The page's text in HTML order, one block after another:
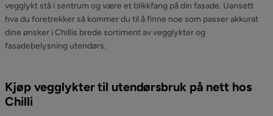
vegglykt stå i sentrum og være et blikkfang på din fasade. Uansett
hva du foretrekker så kommer du til å finne noe som passer akkurat
dine ønsker i Chillis brede sortiment av vegglykter og
fasadebelysning utendørs.
Kjøp vegglykter til utendørsbruk på nett hos
Chilli